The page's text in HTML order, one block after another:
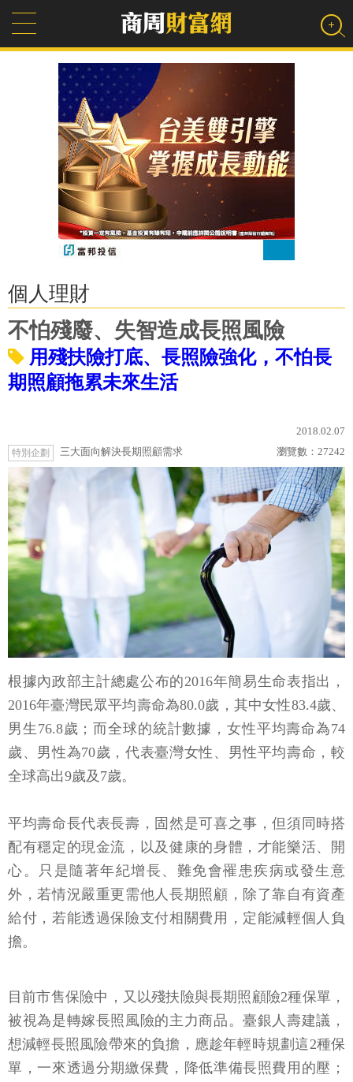
個人理財
不怕殘廢、失智造成長照風險
用殘扶險打底、長照險強化，不怕長
期照顧拖累未來生活
2018.02.07
特別企劃 三大面向解決長期照顧需求 瀏覽數： 27242
根據內政部主計總處公布的2016年簡易生命表指出，
2016年臺灣民眾平均壽命為80.0歲，其中女性83.4歲、
男生76.8歲；而全球的統計數據，女性平均壽命為74
歲、男性為70歲，代表臺灣女性、男性平均壽命，較
全球高出9歲及7歲。
平均壽命長代表長壽，固然是可喜之事，但須同時搭
配有穩定的現金流，以及健康的身體，才能樂活、開
心。只是隨著年紀增長、難免會罹患疾病或發生意
外，若情況嚴重更需他人長期照顧，除了靠自有資產
給付，若能透過保險支付相關費用，定能減輕個人負
擔。
目前市售保險中，又以殘扶險與長期照顧險2種保單，
被視為是轉嫁長照風險的主力商品。臺銀人壽建議，
想減輕長照風險帶來的負擔，應趁年輕時規劃這2種保
單，一來透過分期繳保費，降低準備長照費用的壓；